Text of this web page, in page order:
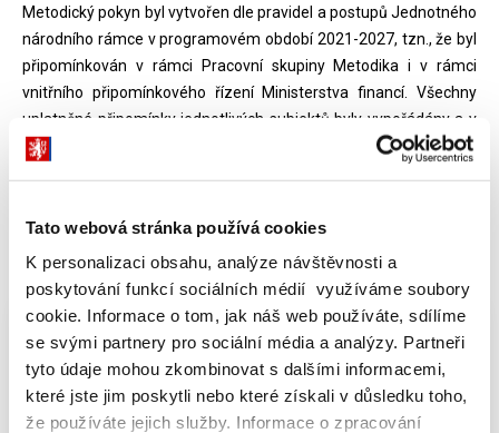
Tato webová stránka používá cookies
K personalizaci obsahu, analýze návštěvnosti a
poskytování funkcí sociálních médií využíváme soubory
cookie. Informace o tom, jak náš web používáte, sdílíme
se svými partnery pro sociální média a analýzy. Partneři
tyto údaje mohou zkombinovat s dalšími informacemi,
které jste jim poskytli nebo které získali v důsledku toho,
že používáte jejich služby. Informace o zpracování
Metodický pokyn byl vytvořen dle pravidel a postupů Jednotného
národního rámce v programovém období 2021-2027, tzn., že byl
připomínkován v rámci Pracovní skupiny Metodika i v rámci
vnitřního připomínkového řízení Ministerstva financí. Všechny
uplatněné připomínky jednotlivých subjektů byly vypořádány a v
relevantních případech zapracovány do Metodického pokynu.
finální verzi legislativy EU a vývoj v implementaci programů.
Dokumenty ke stažení
Metodický pokyn pro výkon účetní funkce
2021-2027 (s účinností od 1. 1. 2022) PDF
(292kB)